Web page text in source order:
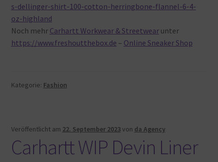
s-dellinger-shirt-100-cotton-herringbone-flannel-6-4-
oz-highland
Noch mehr Carhartt Workwear & Streetwearunter
https://www.freshoutthebox.de – Online Sneaker Shop
Kategorie: Fashion
Veröffentlicht am 22. September 2023von da Agency
Carhartt WIP Devin Liner